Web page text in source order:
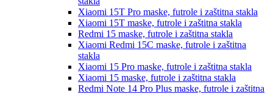
Xiaomi 15T Pro maske, futrole i zaštitna stakla
Xiaomi 15T maske, futrole i zaštitna stakla
Redmi 15 maske, futrole i zaštitna stakla
Xiaomi Redmi 15C maske, futrole i zaštitna
stakla
Xiaomi 15 Pro maske, futrole i zaštitna stakla
Xiaomi 15 maske, futrole i zaštitna stakla
Redmi Note 14 Pro Plus maske, futrole i zaštitna